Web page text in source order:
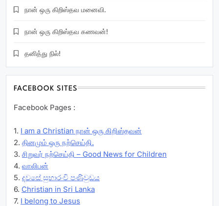
நான் ஒரு கிறிஸ்தவ மனைவி.
நான் ஒரு கிறிஸ்தவ கணவன்!
தனித்து நில்!
FACEBOOK SITES
Facebook Pages :
1. I am a Christian நான் ஒரு கிறிஸ்தவன்
2. தினமும் ஒரு நற்செய்தி.
3. சிறுவர் நற்செய்தி – Good News for Children
4. வாலிபன்
5. දවසේ සුභාරංචි පණිවුඩය
6. Christian in Sri Lanka
7. I belong to Jesus